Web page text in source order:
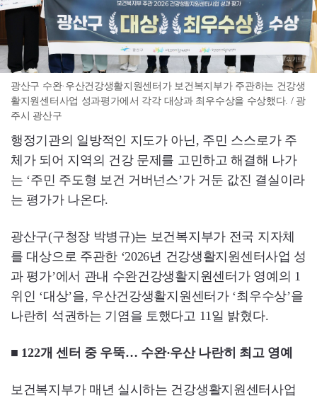
광산구 수완·우산건강생활지원센터가 보건복지부가 주관하는 건강생
활지원센터사업 성과평가에서 각각 대상과 최우수상을 수상했다. / 광
주시 광산구
행정기관의 일방적인 지도가 아닌, 주민 스스로가 주
체가 되어 지역의 건강 문제를 고민하고 해결해 나가
는 ‘주민 주도형 보건 거버넌스’가 거둔 값진 결실이라
는 평가가 나온다.
광산구(구청장 박병규)는 보건복지부가 전국 지자체
를 대상으로 주관한 ‘2026년 건강생활지원센터사업 성
과 평가’에서 관내 수완건강생활지원센터가 영예의 1
위인 ‘대상’을, 우산건강생활지원센터가 ‘최우수상’을
나란히 석권하는 기염을 토했다고 11일 밝혔다.
■ 122개 센터 중 우뚝… 수완·우산 나란히 최고 영예
보건복지부가 매년 실시하는 건강생활지원센터사업